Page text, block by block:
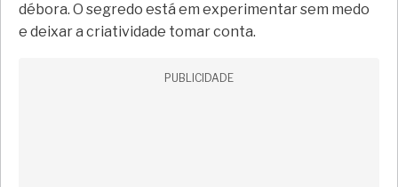
débora. O segredo está em experimentar sem medo
e deixar a criatividade tomar conta.
PUBLICIDADE